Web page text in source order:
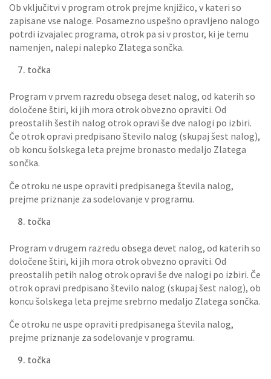
Ob vključitvi v program otrok prejme knjižico, v kateri so
zapisane vse naloge. Posamezno uspešno opravljeno nalogo
potrdi izvajalec programa, otrok pa si v prostor, ki je temu
namenjen, nalepi nalepko Zlatega sončka.
točka
Program v prvem razredu obsega deset nalog, od katerih so
določene štiri, ki jih mora otrok obvezno opraviti. Od
preostalih šestih nalog otrok opravi še dve nalogi po izbiri.
Če otrok opravi predpisano število nalog (skupaj šest nalog),
ob koncu šolskega leta prejme bronasto medaljo Zlatega
sončka.
Če otroku ne uspe opraviti predpisanega števila nalog,
prejme priznanje za sodelovanje v programu.
točka
Program v drugem razredu obsega devet nalog, od katerih so
določene štiri, ki jih mora otrok obvezno opraviti. Od
preostalih petih nalog otrok opravi še dve nalogi po izbiri. Če
otrok opravi predpisano število nalog (skupaj šest nalog), ob
koncu šolskega leta prejme srebrno medaljo Zlatega sončka.
Če otroku ne uspe opraviti predpisanega števila nalog,
prejme priznanje za sodelovanje v programu.
točka